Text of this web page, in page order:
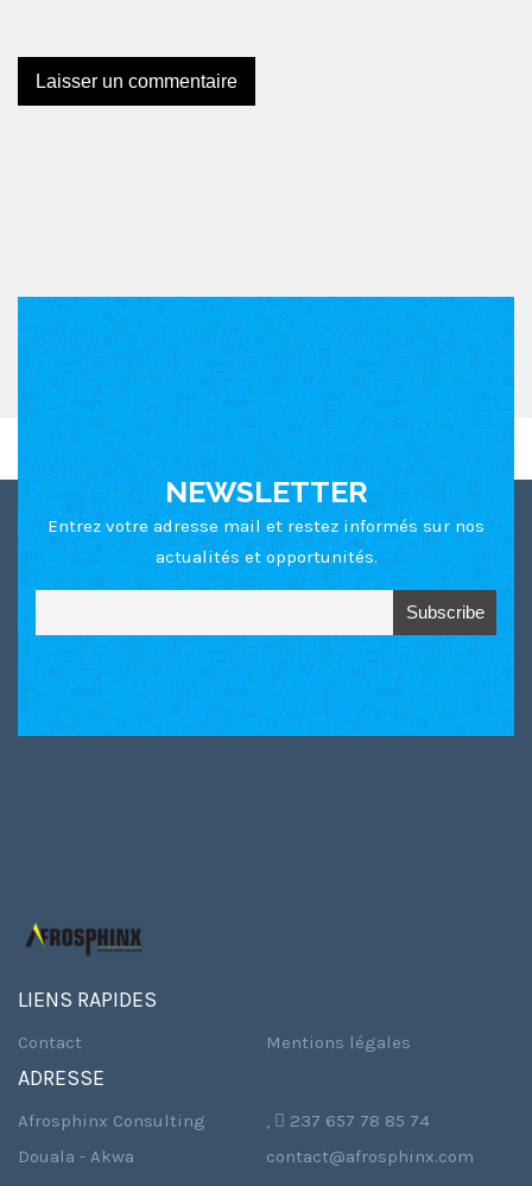
NEWSLETTER
Entrez votre adresse mail et restez informés sur nos
actualités et opportunités.
LIENS RAPIDES
Contact Mentions légales
ADRESSE
Afrosphinx Consulting
,  237 657 78 85 74
Douala - Akwa
contact@afrosphinx.com